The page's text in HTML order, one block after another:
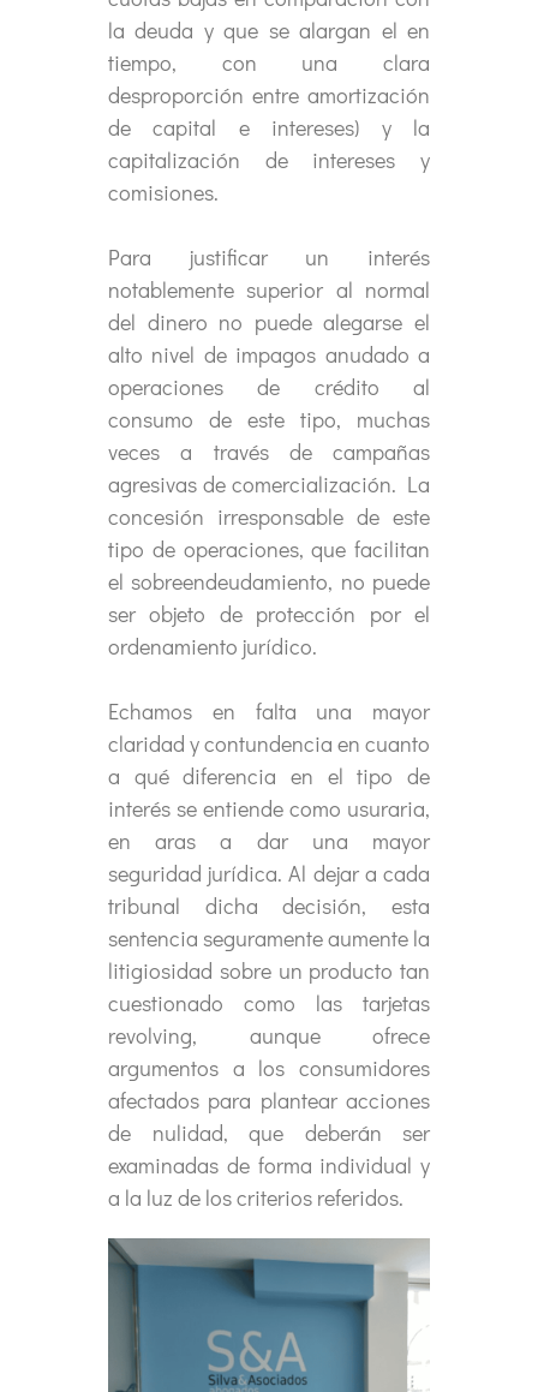
la deuda y que se alargan el en
tiempo, con una clara
desproporción entre amortización
de capital e intereses) y la
capitalización de intereses y
comisiones.
Para justificar un interés
notablemente superior al normal
del dinero no puede alegarse el
alto nivel de impagos anudado a
operaciones de crédito al
consumo de este tipo, muchas
veces a través de campañas
agresivas de comercialización. La
concesión irresponsable de este
tipo de operaciones, que facilitan
el sobreendeudamiento, no puede
ser objeto de protección por el
ordenamiento jurídico.
Echamos en falta una mayor
claridad y contundencia en cuanto
a qué diferencia en el tipo de
interés se entiende como usuraria,
en aras a dar una mayor
seguridad jurídica. Al dejar a cada
tribunal dicha decisión, esta
sentencia seguramente aumente la
litigiosidad sobre un producto tan
cuestionado como las tarjetas
revolving, aunque ofrece
argumentos a los consumidores
afectados para plantear acciones
de nulidad, que deberán ser
examinadas de forma individual y
a la luz de los criterios referidos.